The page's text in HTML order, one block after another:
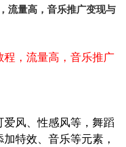
流量高，音乐推广变现与
，流量高，音乐推广
风、性感风等，舞蹈
特效、音乐等元素，